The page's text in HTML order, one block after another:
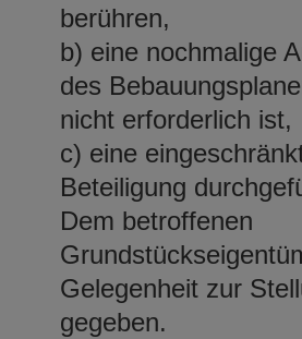
berühren,
b) eine nochmalige
des
nicht erforderlich ist,
c) eine
Beteiligung
Dem betroffenen
Gelegenheit zur
gegeben.